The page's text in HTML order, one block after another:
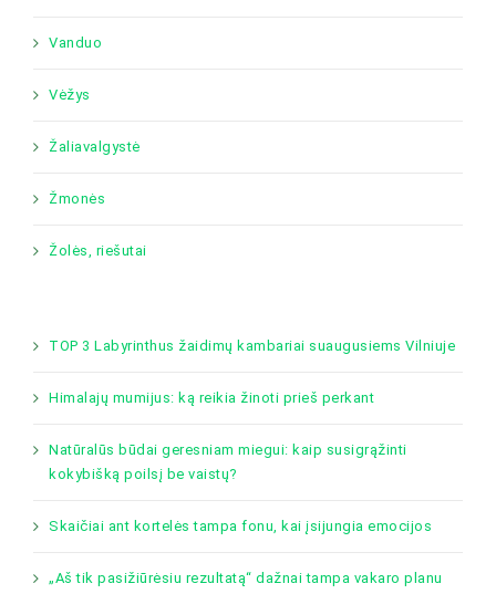
Vanduo
Vėžys
Žaliavalgystė
Žmonės
Žolės, riešutai
TOP 3 Labyrinthus žaidimų kambariai suaugusiems Vilniuje
Himalajų mumijus: ką reikia žinoti prieš perkant
Natūralūs būdai geresniam miegui: kaip susigrąžinti
kokybišką poilsį be vaistų?
Skaičiai ant kortelės tampa fonu, kai įsijungia emocijos
„Aš tik pasižiūrėsiu rezultatą“ dažnai tampa vakaro planu